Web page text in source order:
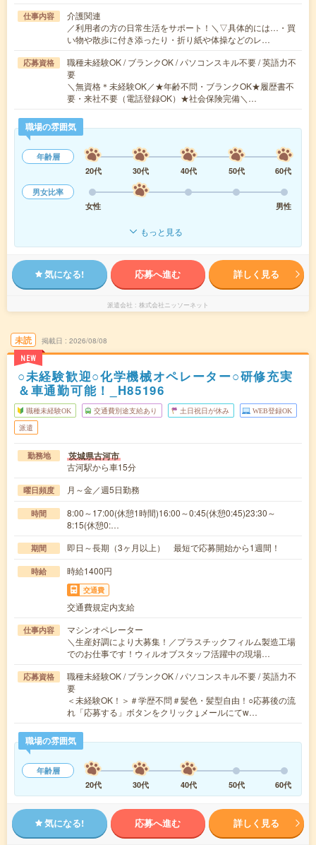
仕事内容
介護関連
／利用者の方の日常生活をサポート！＼▽具体的には…・買
い物や散歩に付き添ったり・折り紙や体操などのレ…
応募資格
職種未経験OK / ブランクOK / パソコンスキル不要 / 英語力不
要
＼無資格＊未経験OK／★年齢不問・ブランクOK★履歴書不
要・来社不要（電話登録OK）★社会保険完備＼…
職場の雰囲気
年齢層
20代
30代 40代 50代
60代
男女比率
女性
男性
もっと見る
気になる! 応募へ進む 詳しく見る
派遣会社 株式会社ニッソーネット
未読
NEW
掲載日 2026/08/08
○未経験歓迎○化学機械オペレーター○研修充実
＆車通勤可能！_H85196
職種未経験OK 交通費別途支給あり 土日祝日が休み WEB登録OK
派遣
勤務地 茨城県古河市
古河駅から車15分
曜日頻度 月～金／週5日勤務
時間
8:00～17:00(休憩1時間)16:00～0:45(休憩0:45)23:30～
8:15(休憩0:…
期間 即日～長期（3ヶ月以上） 最短で応募開始から1週間！
時給 時給1400円
交通費
交通費規定内支給
仕事内容
マシンオペレーター
＼生産好調により大募集！／プラスチックフィルム製造工場
でのお仕事です！ウィルオブスタッフ活躍中の現場…
応募資格
職種未経験OK / ブランクOK / パソコンスキル不要 / 英語力不
要
＜未経験OK！＞＃学歴不問＃髪色・髪型自由！○応募後の流
れ「応募する」ボタンをクリック↓メールにてw…
職場の雰囲気
年齢層
20代
30代 40代 50代 60代
気になる! 応募へ進む 詳しく見る